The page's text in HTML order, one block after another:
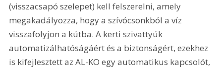
(visszacsapó szelepet) kell felszerelni, amely
megakadályozza, hogy a szívócsonkból a víz
visszafolyjon a kútba. A kerti szivattyúk
automatizálhatóságáért és a biztonságért, ezekhez
is kifejlesztett az AL-KO egy automatikus kapcsolót,